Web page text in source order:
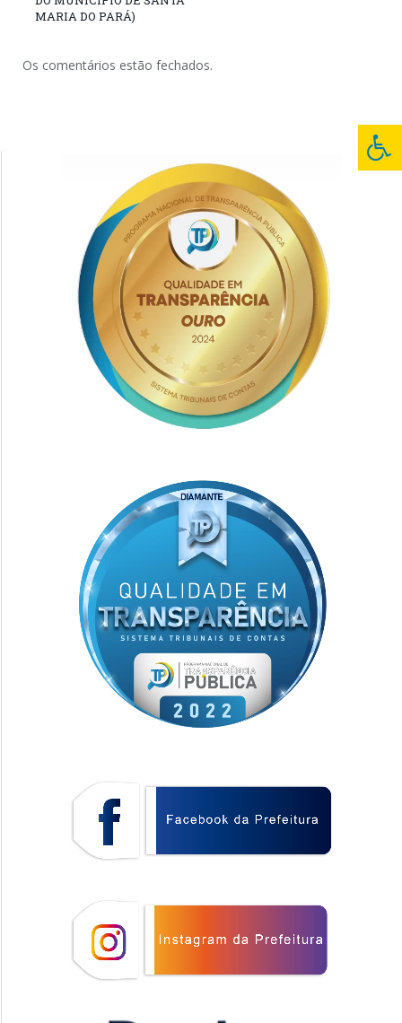
MARIA DO PARÁ)
Os comentários estão fechados.